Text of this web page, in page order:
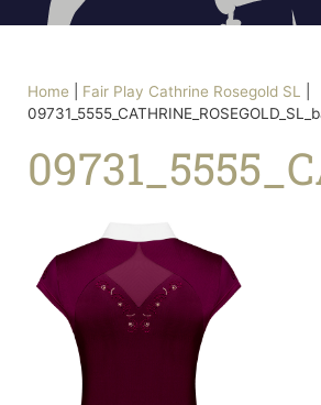
Home Fair Play Cathrine Rosegold SL